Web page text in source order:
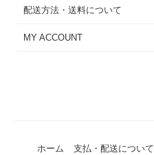
配送方法・送料について
MY ACCOUNT
ホーム 支払・配送について